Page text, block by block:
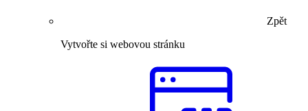
Zpět
Vytvořte si webovou stránku